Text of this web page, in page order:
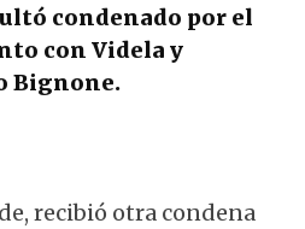
condenado por el
con Videla y
Bignone.
recibió otra condena